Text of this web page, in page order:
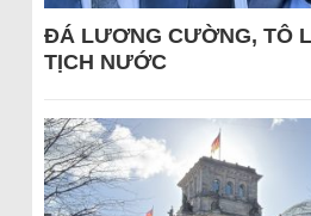
ĐÁ LƯƠNG CƯỜNG, TÔ
TỊCH NƯỚC